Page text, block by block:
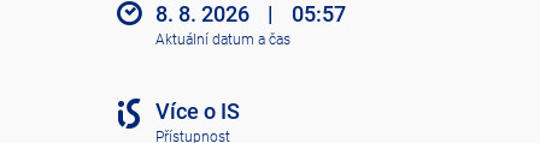
8. 8. 2026 | 05:57
Aktuální datum a čas
Více o IS
Přístupnost